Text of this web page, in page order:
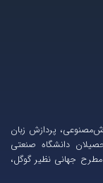
پردازش زبان
دانشگاه صنعتی
جهانی نظیر گوگل،